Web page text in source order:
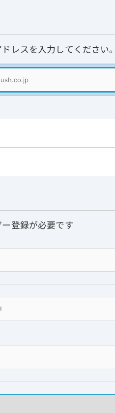
レスを入力してください。
登録が必要です